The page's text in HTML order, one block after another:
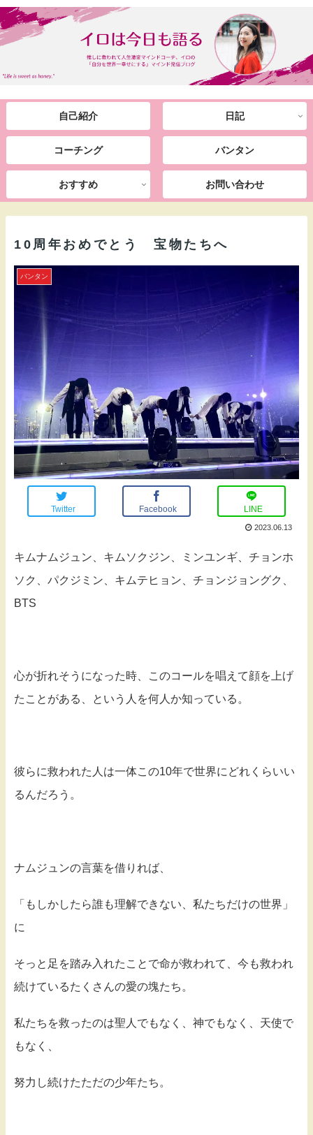
自己紹介 日記
コーチング バンタン
おすすめ お問い合わせ
10周年おめでとう 宝物たちへ
バンタン
Twitter Facebook LINE
2023.06.13
キムナムジュン、キムソクジン、ミンユンギ、チョンホ
ソク、パクジミン、キムテヒョン、チョンジョングク、
BTS
心が折れそうになった時、このコールを唱えて顔を上げ
たことがある、という人を何人か知っている。
彼らに救われた人は一体この10年で世界にどれくらいい
るんだろう。
ナムジュンの言葉を借りれば、
「もしかしたら誰も理解できない、私たちだけの世界」
に
そっと足を踏み入れたことで命が救われて、今も救われ
続けているたくさんの愛の塊たち。
私たちを救ったのは聖人でもなく、神でもなく、天使で
もなく、
努力し続けたただの少年たち。